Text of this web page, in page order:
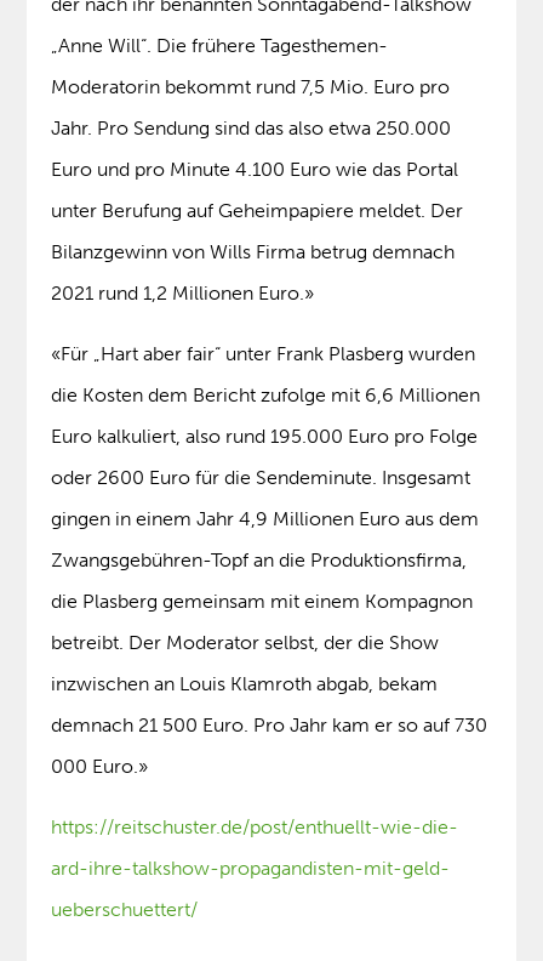
„Anne Will“. Die frühere Tagesthemen-
Moderatorin bekommt rund 7,5 Mio. Euro pro
Jahr. Pro Sendung sind das also etwa 250.000
Euro und pro Minute 4.100 Euro wie das Portal
unter Berufung auf Geheimpapiere meldet. Der
Bilanzgewinn von Wills Firma betrug demnach
2021 rund 1,2 Millionen Euro.»
«Für „Hart aber fair“ unter Frank Plasberg wurden
die Kosten dem Bericht zufolge mit 6,6 Millionen
Euro kalkuliert, also rund 195.000 Euro pro Folge
oder 2600 Euro für die Sendeminute. Insgesamt
gingen in einem Jahr 4,9 Millionen Euro aus dem
Zwangsgebühren-Topf an die Produktionsfirma,
die Plasberg gemeinsam mit einem Kompagnon
betreibt. Der Moderator selbst, der die Show
inzwischen an Louis Klamroth abgab, bekam
demnach 21 500 Euro. Pro Jahr kam er so auf 730
000 Euro.»
https://reitschuster.de/post/enthuellt-wie-die-
ard-ihre-talkshow-propagandisten-mit-geld-
ueberschuettert/